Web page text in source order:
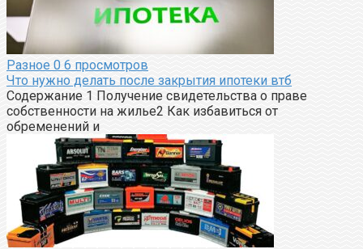
Разное 0 6 просмотров
Что нужно делать после закрытия ипотеки втб
Содержание 1 Получение свидетельства о праве
собственности на жилье2 Как избавиться от
обременений и